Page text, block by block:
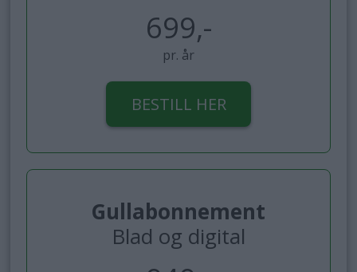
699,-
pr. år
BESTILL HER
Gullabonnement
Blad og digital